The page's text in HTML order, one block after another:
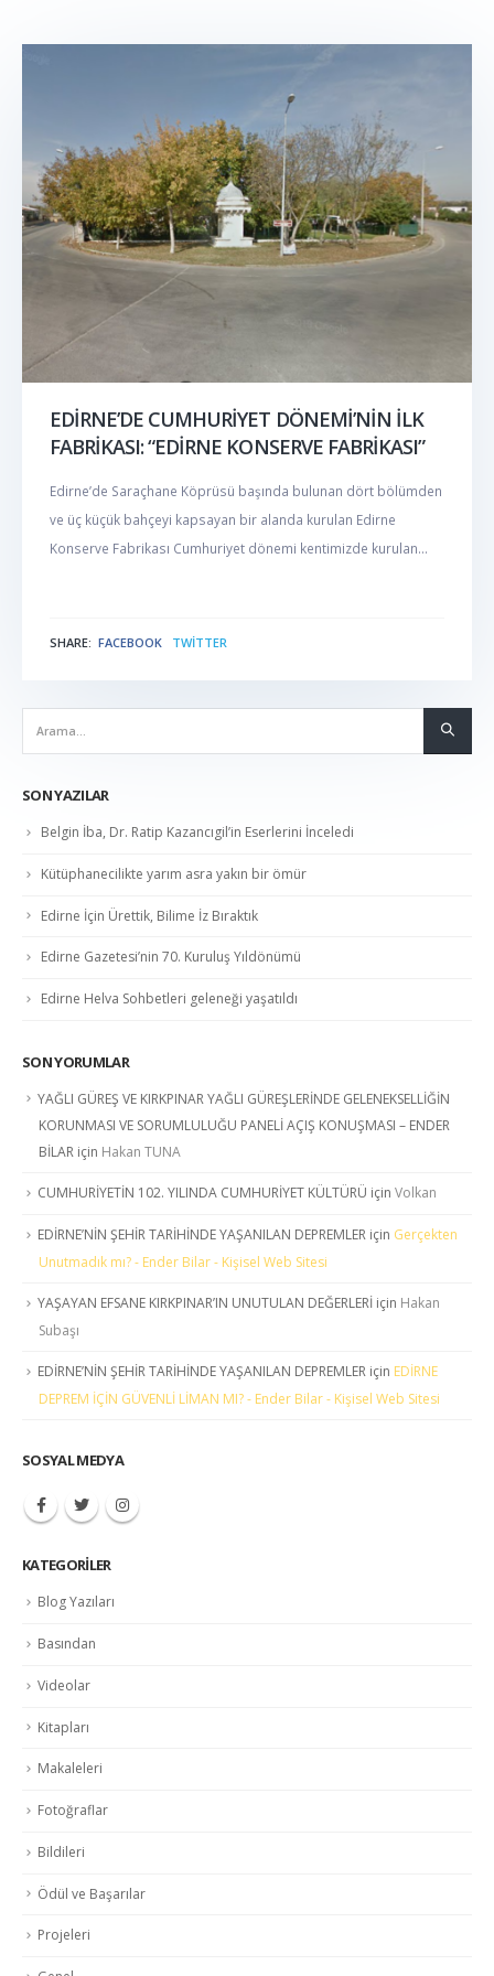
EDİRNE’DE CUMHURİYET DÖNEMİ’NİN İLK
FABRİKASI: “EDİRNE KONSERVE FABRİKASI”
Edirne’de Saraçhane Köprüsü başında bulunan dört bölümden
ve üç küçük bahçeyi kapsayan bir alanda kurulan Edirne
Konserve Fabrikası Cumhuriyet dönemi kentimizde kurulan...
SHARE: FACEBOOK TWITTER
SON YAZILAR
Belgin İba, Dr. Ratip Kazancıgil’in Eserlerini İnceledi
Kütüphanecilikte yarım asra yakın bir ömür
Edirne İçin Ürettik, Bilime İz Bıraktık
Edirne Gazetesi’nin 70. Kuruluş Yıldönümü
Edirne Helva Sohbetleri geleneği yaşatıldı
SON YORUMLAR
YAĞLI GÜREŞ VE KIRKPINAR YAĞLI GÜREŞLERİNDE GELENEKSELLİĞİN
KORUNMASI VE SORUMLULUĞU PANELİ AÇIŞ KONUŞMASI – ENDER
BİLAR için Hakan TUNA
CUMHURİYETİN 102. YILINDA CUMHURİYET KÜLTÜRÜ için Volkan
EDİRNE’NİN ŞEHİR TARİHİNDE YAŞANILAN DEPREMLER için Gerçekten
Unutmadık mı? - Ender Bilar - Kişisel Web Sitesi
YAŞAYAN EFSANE KIRKPINAR’IN UNUTULAN DEĞERLERİ için Hakan
Subaşı
EDİRNE’NİN ŞEHİR TARİHİNDE YAŞANILAN DEPREMLER için EDİRNE
DEPREM İÇİN GÜVENLİ LİMAN MI? - Ender Bilar - Kişisel Web Sitesi
SOSYAL MEDYA
KATEGORILER
Blog Yazıları
Basından
Videolar
Kitapları
Makaleleri
Fotoğraflar
Bildileri
Ödül ve Başarılar
Projeleri